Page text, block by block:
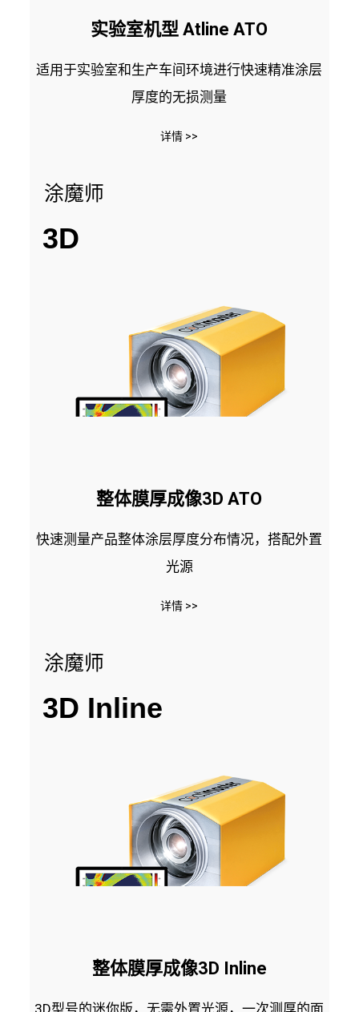
实验室机型 Atline ATO
适用于实验室和生产车间环境进行快速精准涂层
厚度的无损测量
详情 >>
涂魔师
3D
整体膜厚成像3D ATO
快速测量产品整体涂层厚度分布情况，搭配外置
光源
详情 >>
涂魔师
3D Inline
整体膜厚成像3D Inline
3D型号的迷你版，无需外置光源，一次测厚的面